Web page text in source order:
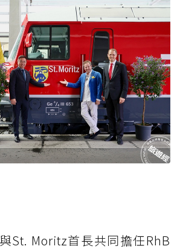
St. Moritz首長共同擔任RhB